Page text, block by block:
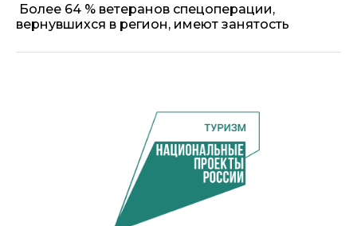
Более 64 % ветеранов спецоперации,
вернувшихся в регион, имеют занятость